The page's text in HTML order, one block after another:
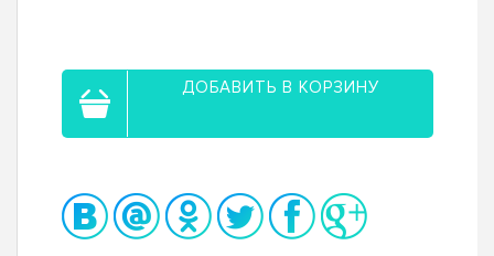
ДОБАВИТЬ В КОРЗИНУ